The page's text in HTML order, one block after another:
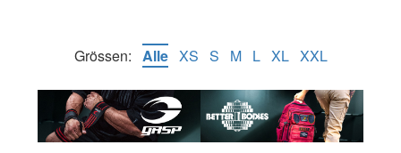
Grössen: Alle XS S M L XL XXL